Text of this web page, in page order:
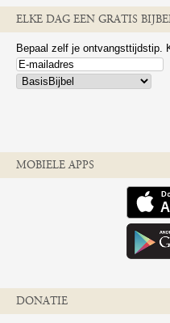
ELKE DAG EEN GRATIS
Bepaal zelf je ontvangsttijdstip.
MOBIELE APPS
DONATIE